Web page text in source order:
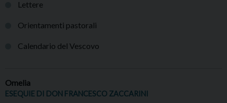
Lettere
Orientamenti pastorali
Calendario del Vescovo
Omelia
ESEQUIE DI DON FRANCESCO ZACCARINI